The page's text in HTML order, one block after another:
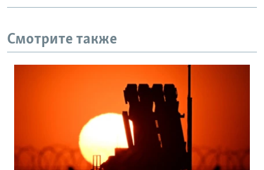
Смотрите также